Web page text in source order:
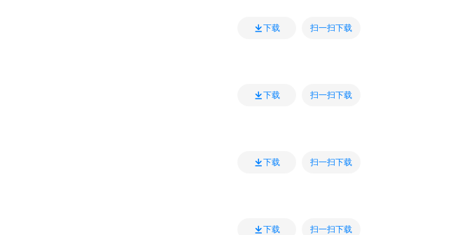
下载 扫一扫下载
下载 扫一扫下载
下载 扫一扫下载
下载 扫一扫下载